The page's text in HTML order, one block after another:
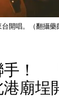
開唱。（翻攝藥
手！
廟埕